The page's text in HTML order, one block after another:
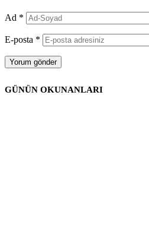
Ad *
E-posta *
GÜNÜN OKUNANLARI